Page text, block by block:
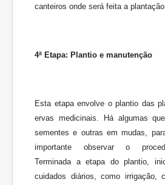
canteiros onde será feita a plantação.
4ª Etapa: Plantio e manutenção
Esta etapa envolve o plantio das
ervas medicinais. Há algumas
sementes e outras em mudas,
importante observar o
Terminada a etapa do plantio,
cuidados diários, como irrigação,